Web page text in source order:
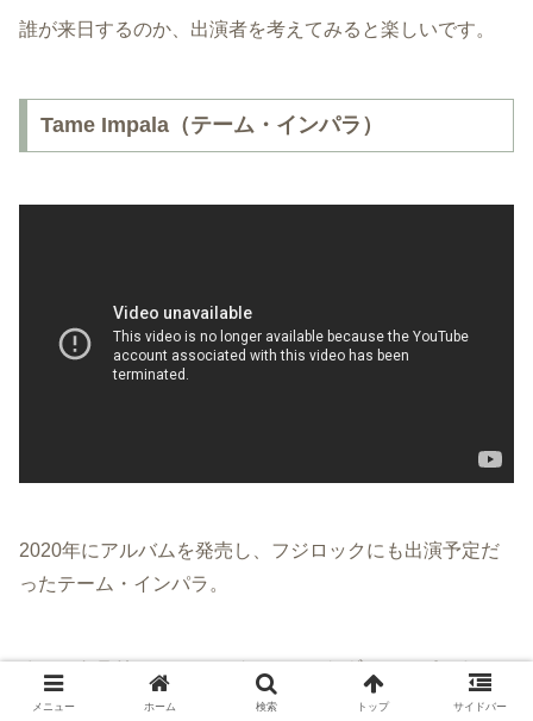
誰が来日するのか、出演者を考えてみると楽しいです。
Tame Impala（テーム・インパラ）
2020年にアルバムを発売し、フジロックにも出演予定だ
ったテーム・インパラ。
オーストラリアのミュージシャン、ケヴィン・パーカーに
よる音楽プロジェクトです。
メニュー ホーム 検索 トップ サイドバー